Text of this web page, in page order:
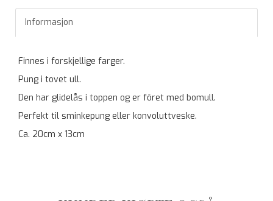
Informasjon
Finnes i forskjellige farger.
Pung i tovet ull.
Den har glidelås i toppen og er fôret med bomull.
Perfekt til sminkepung eller konvoluttveske.
Ca. 20cm x 13cm